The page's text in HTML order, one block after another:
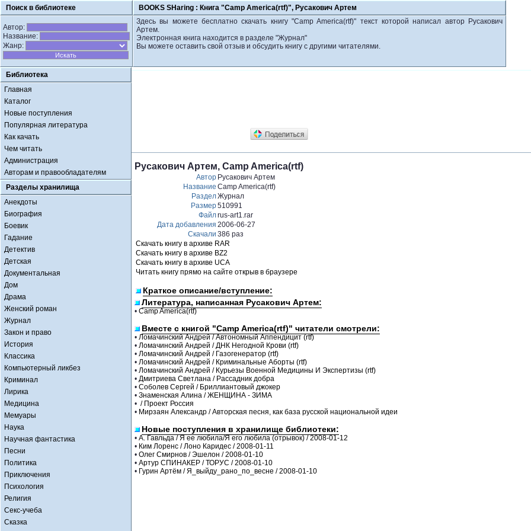
Поиск в библиотеке BOOKS SHaring : Книга "Camp America(rtf)", Русакович Артем
Автор:
Название:
Жанр:
Здесь вы можете бесплатно скачать книгу "Camp America(rtf)" текст которой написал автор Русакович
Артем.
Электронная книга находится в разделе "Журнал"
Вы можете оставить свой отзыв и обсудить книгу с другими читателями.
Библиотека
Главная
Каталог
Новые поступления
Популярная литература
Как качать
Чем читать
Администрация
Авторам и правообладателям
Разделы хранилища
Анекдоты
Биография
Боевик
Гадание
Детектив
Детская
Документальная
Дом
Драма
Женский роман
Журнал
Закон и право
История
Классика
Компьютерный ликбез
Криминал
Лирика
Медицина
Мемуары
Наука
Научная фантастика
Песни
Политика
Приключения
Психология
Религия
Секс-учеба
Сказка
Русакович Артем, Camp America(rtf)
Автор Русакович Артем
Название Camp America(rtf)
РазделЖурнал
Размер510991
Файлrus-art1.rar
Дата добавления 2006-06-27
Скачали 386 раз
Скачать книгу в архиве RAR
Скачать книгу в архиве BZ2
Скачать книгу в архиве UCA
Читать книгу прямо на сайте открыв в браузере
Краткое описание/вступление:
Литература, написанная Русакович Артем:
• Camp America(rtf)
Вместе с книгой "Camp America(rtf)" читатели смотрели:
• Ломачинский Андрей / Автономный Аппендицит (rtf)
• Ломачинский Андрей / ДНК Негодной Крови (rtf)
• Ломачинский Андрей / Газогенератор (rtf)
• Ломачинский Андрей / Криминальные Аборты (rtf)
• Ломачинский Андрей / Курьезы Военной Медицины И Экспертизы (rtf)
• Дмитриева Светлана / Рассадник добра
• Соболев Сергей / Бриллиантовый джокер
• Знаменская Алина / ЖЕНЩИНА - ЗИМА
• / Проект Россия
• Мирзаян Александр / Авторская песня, как база русской национальной идеи
Новые поступления в хранилище библиотеки:
• А. Гавльда / Я ее любила/Я его любила (отрывок) / 2008-01-12
• Ким Лоренс / Лоно Каридес / 2008-01-11
• Олег Смирнов / Эшелон / 2008-01-10
• Артур СПИНАКЕР / ТОРУС / 2008-01-10
• Гурин Артём / Я_выйду_рано_по_весне / 2008-01-10